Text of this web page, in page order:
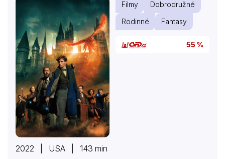
skutečnosti je jím organizace zvaná G. I. Joe, která
používá nejvyspělejší technologie a nejprověřenější
lidi k tomu, aby bojovala se zlem…
Filmy
Dobrodružné
Rodinné
Fantasy
55 %
2022 | USA | 143 min